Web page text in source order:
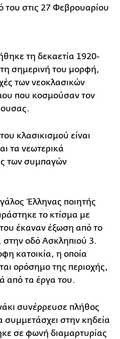
στις 27 Φεβρουαρίου
τη δεκαετία 1920-
σημερινή του μορφή,
των νεοκλασικών
που κοσμούσαν τον
κλασικισμού είναι
τα νεωτερικά
των συμπαγών
Έλληνας ποιητής
το κτίσμα με
έκαναν έξωση από το
στην οδό Ασκληπιού 3.
κατοικία, η οποία
ορόσημο της περιοχής,
από τα έργα του.
συνέρρευσε πλήθος
συμμετάσχει στην κηδεία
σε φωνή διαμαρτυρίας